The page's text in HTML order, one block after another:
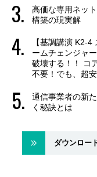
高価な専用ネッ
構築の現実解
【基調講演 K2-
ームチェンジャ
破壊する！！ コ
不要！でも、超
通信事業者の新
く秘訣とは
ダウンロー